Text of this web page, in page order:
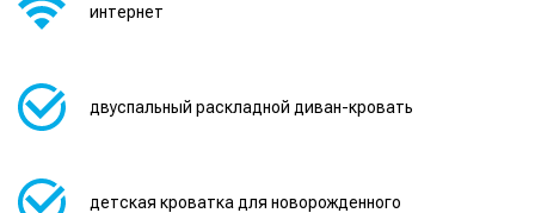
интернет
двуспальный раскладной диван-кровать
детская кроватка для новорожденного